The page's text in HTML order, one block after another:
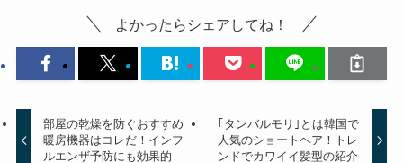
よかったらシェアしてね！
部屋の乾燥を防ぐおすすめ
暖房機器はコレだ！インフ
ルエンザ予防にも効果的
｢タンバルモリ｣とは韓国で
人気のショートヘア！トレ
ンドでカワイイ髪型の紹介